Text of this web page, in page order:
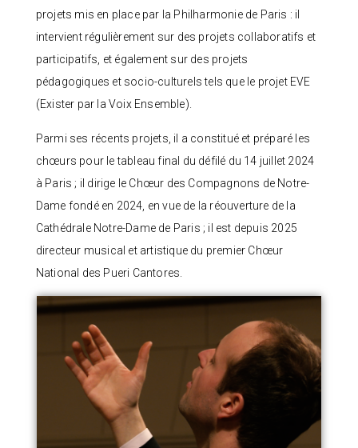
projets mis en place par la Philharmonie de Paris : il
intervient régulièrement sur des projets collaboratifs et
participatifs, et également sur des projets
pédagogiques et socio-culturels tels que le projet EVE
(Exister par la Voix Ensemble).
Parmi ses récents projets, il a constitué et préparé les
chœurs pour le tableau final du défilé du 14 juillet 2024
à Paris ; il dirige le Chœur des Compagnons de Notre-
Dame fondé en 2024, en vue de la réouverture de la
Cathédrale Notre-Dame de Paris ; il est depuis 2025
directeur musical et artistique du premier Chœur
National des Pueri Cantores.